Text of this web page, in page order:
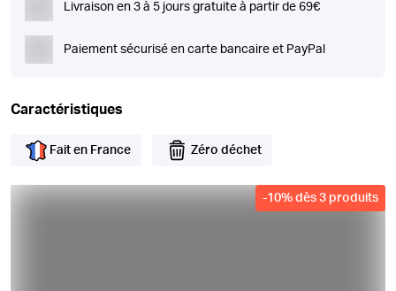
Livraison en 3 à 5 jours gratuite à partir de 69€
Paiement sécurisé en carte bancaire et PayPal
Caractéristiques
Fait en France Zéro déchet
-10% dès 3 produits